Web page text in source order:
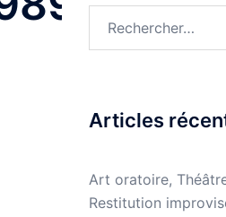
Articles
Art oratoire,
Restitution